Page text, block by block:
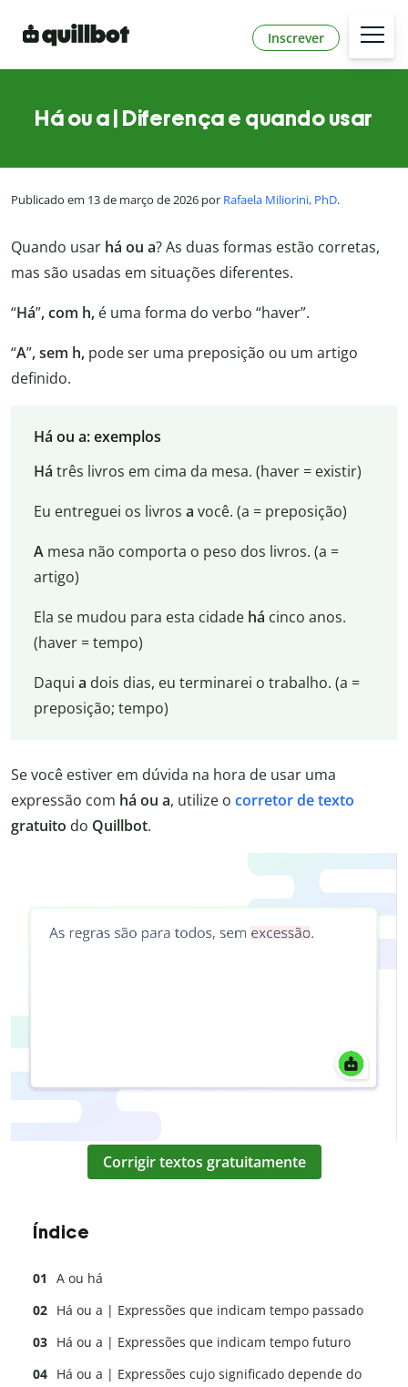
Inscrever
Há ou a | Diferença e quando usar
Publicado em 13 de março de 2026 por Rafaela Miliorini, PhD.
Quando usar há ou a? As duas formas estão corretas,
mas são usadas em situações diferentes.
“Há”, com h, é uma forma do verbo “haver”.
“A”, sem h, pode ser uma preposição ou um artigo
definido.
Há ou a: exemplos
Há três livros em cima da mesa. (haver = existir)
Eu entreguei os livros a você. (a = preposição)
Amesa não comporta o peso dos livros. (a =
artigo)
Ela se mudou para esta cidade há cinco anos.
(haver = tempo)
Daqui a dois dias, eu terminarei o trabalho. (a =
preposição; tempo)
Se você estiver em dúvida na hora de usar uma
expressão com há ou a, utilize o corretor de texto
gratuito do Quillbot.
Corrigir textos gratuitamente
Índice
A ou há
Há ou a | Expressões que indicam tempo passado
Há ou a | Expressões que indicam tempo futuro
Há ou a | Expressões cujo significado depende do